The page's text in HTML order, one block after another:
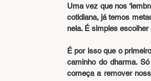
Uma vez que nos
cotidiana, já temos
nela. É simples
É por isso que o
caminho do dharma.
começa a remover